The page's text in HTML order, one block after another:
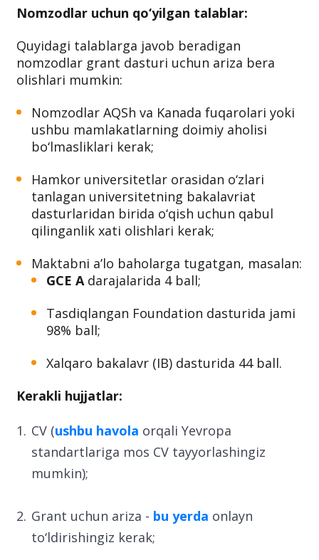
Nomzodlar uchun qo‘yilgan talablar:
Quyidagi talablarga javob beradigan
nomzodlar grant dasturi uchun ariza bera
olishlari mumkin:
Nomzodlar AQSh va Kanada fuqarolari yoki
ushbu mamlakatlarning doimiy aholisi
bo‘lmasliklari kerak;
Hamkor universitetlar orasidan o‘zlari
tanlagan universitetning bakalavriat
dasturlaridan birida o‘qish uchun qabul
qilinganlik xati olishlari kerak;
Maktabni a’lo baholarga tugatgan, masalan:
GCE Adarajalarida 4 ball;
Tasdiqlangan Foundation dasturida jami
98% ball;
Xalqaro bakalavr (IB) dasturida 44 ball.
Kerakli hujjatlar:
CV (ushbu havola orqali Yevropa
standartlariga mos CV tayyorlashingiz
mumkin);
Grant uchun ariza - bu yerda onlayn
to‘ldirishingiz kerak;